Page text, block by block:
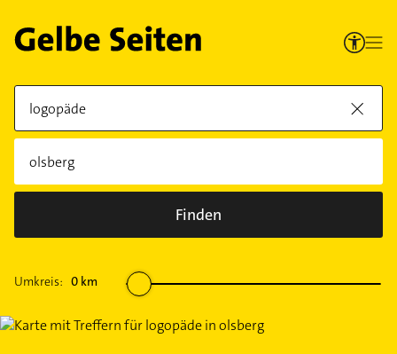
Finden
Umkreis: 0 km